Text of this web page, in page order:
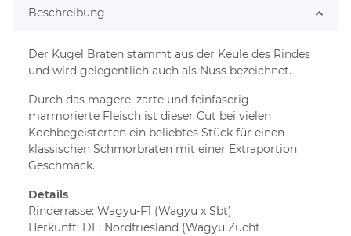
Beschreibung
Der Kugel Braten stammt aus der Keule des Rindes
und wird gelegentlich auch als Nuss bezeichnet.
Durch das magere, zarte und feinfaserig
marmorierte Fleisch ist dieser Cut bei vielen
Kochbegeisterten ein beliebtes Stück für einen
klassischen Schmorbraten mit einer Extraportion
Geschmack.
Details
Rinderrasse: Wagyu-F1 (Wagyu x Sbt)
Herkunft: DE; Nordfriesland (Wagyu Zucht